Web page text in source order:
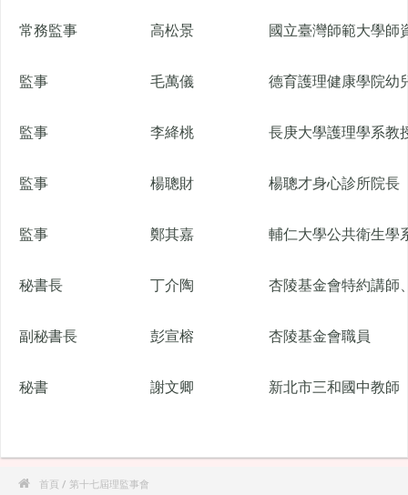
常務監事 高松景 國立臺灣師範大學師
監事 毛萬儀 德育護理健康學院幼
監事 李絳桃 長庚大學護理學系教
監事 楊聰財 楊聰才身心診所院長
監事 鄭其嘉 輔仁大學公共衛生學
秘書長 丁介陶 杏陵基金會特約講師
副秘書長 彭宣榕 杏陵基金會職員
秘書 謝文卿 新北市三和國中教師
 首頁 / 第十七屆理監事會